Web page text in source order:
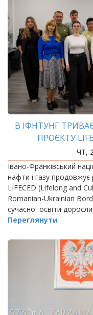
В ІФНТУНГ
ПРОЄКТУ
МІЖНАРОДНИХЧТ,
Івано-Франківський
нафти і газу продовжує
LIFECED (Lifelong and
Romanian-Ukrainian
сучасної освіти
Переглянути